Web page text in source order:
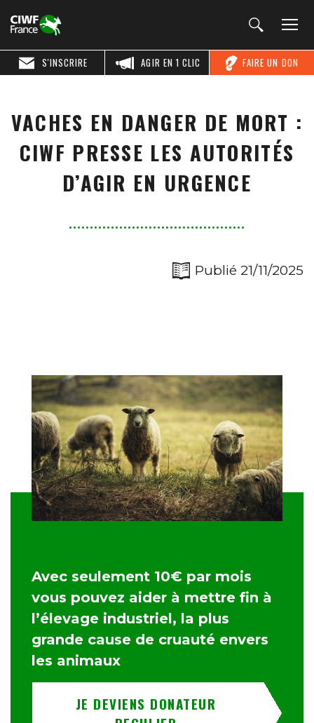
FAIRE UN DON
AGIR EN 1 CLIC
S'INSCRIRE
VACHES EN DANGER DE MORT :
CIWF PRESSE LES AUTORITÉS
D’AGIR EN URGENCE
Publié 21/11/2025
Avec seulement 10€ par mois
vous pouvez aider à mettre fin à
l’élevage industriel, la plus
grande cause de cruauté envers
les animaux
JE DEVIENS DONATEUR